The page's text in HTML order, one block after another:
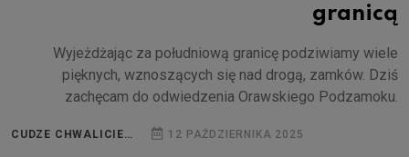
granicą
Wyjeżdżając za południową granicę podziwiamy wiele
pięknych, wznoszących się nad drogą, zamków. Dziś
zachęcam do odwiedzenia Orawskiego Podzamoku.
CUDZE CHWALICIE… 12 PAŹDZIERNIKA 2025